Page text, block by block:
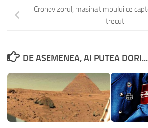
Cronovizorul, masina timpului ce
trecut
DE ASEMENEA, AI PUTEA DORI...